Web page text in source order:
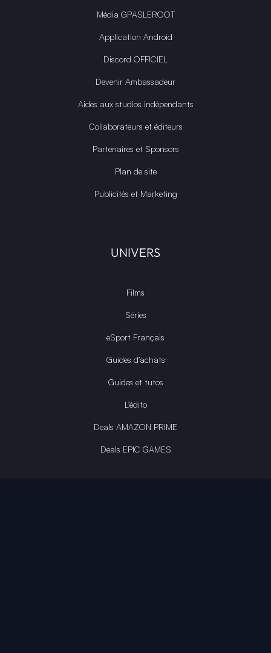
Média GPASLEROOT
Application Android
Discord OFFICIEL
Devenir Ambassadeur
Aides aux studios indépendants
Collaborateurs et éditeurs
Partenaires et Sponsors
Plan de site
Publicités et Marketing
UNIVERS
Films
Séries
eSport Français
Guides d’achats
Guides et tutos
L'édito
Deals AMAZON PRIME
Deals EPIC GAMES